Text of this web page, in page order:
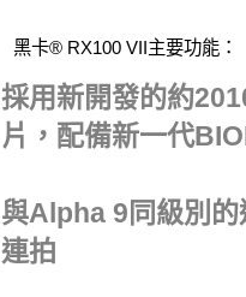
黑卡® RX100 VII主要功能：
採用新開發的約
片，配備新一代
與Alpha 9同級別的
連拍